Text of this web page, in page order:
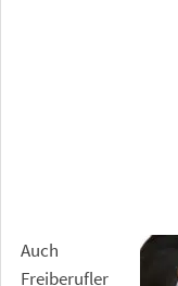
Auch
Freiberufler